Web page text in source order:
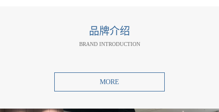
品牌介绍
BRAND INTRODUCTION
MORE